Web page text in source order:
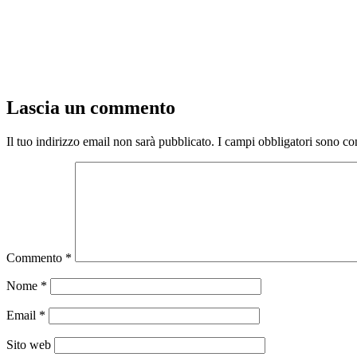
Lascia un commento
Il tuo indirizzo email non sarà pubblicato. I campi obbligatori sono
Commento *
Nome *
Email *
Sito web